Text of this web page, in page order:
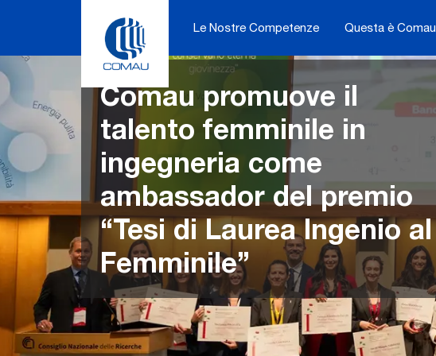
Le Nostre Competenze Questa è Comau
Comau promuove il
talento femminile in
ingegneria come
ambassador del premio
“Tesi di Laurea Ingenio al
Femminile”